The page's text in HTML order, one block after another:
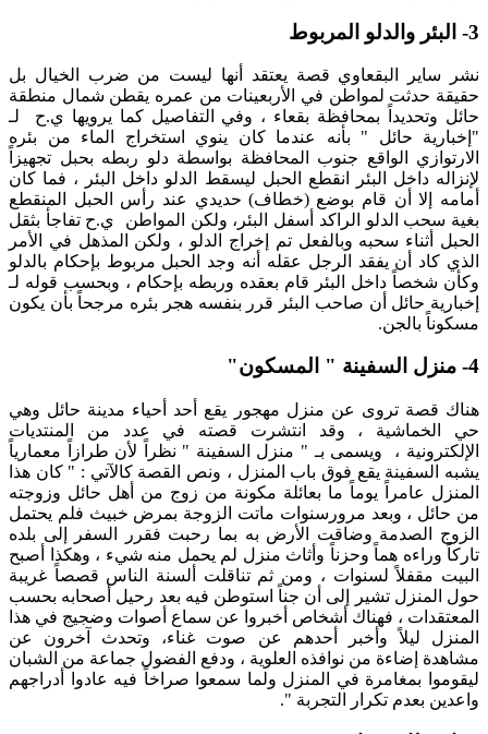
3- البئر والدلو المربوط
نشر ساير البقعاوي قصة يعتقد أنها ليست من ضرب الخيال بل
حقيقة حدثت لمواطن في الأربعينات من عمره يقطن شمال منطقة
حائل وتحديداً بمحافظة بقعاء ، وفي التفاصيل كما يرويها ي.ح لـ
"إخبارية حائل " بأنه عندما كان ينوي استخراج الماء من بئره
الارتوازي الواقع جنوب المحافظة بواسطة دلو ربطه بحبل تجهيزاً
لإنزاله داخل البئر انقطع الحبل ليسقط الدلو داخل البئر ، فما كان
أمامه إلا أن قام بوضع (خطاف) حديدي عند رأس الحبل المنقطع
بغية سحب الدلو الراكد أسفل البئر، ولكن المواطن ي.ح تفاجأ بثقل
الحبل أثناء سحبه وبالفعل تم إخراج الدلو ، ولكن المذهل في الأمر
الذي كاد أن يفقد الرجل عقله أنه وجد الحبل مربوط بإحكام بالدلو
وكأن شخصاً داخل البئر قام بعقده وربطه بإحكام ، وبحسب قوله لـ
إخبارية حائل أن صاحب البئر قرر بنفسه هجر بئره مرجحاً بأن يكون
مسكوناً بالجن.
4- منزل السفينة " المسكون"
هناك قصة تروى عن منزل مهجور يقع أحد أحياء مدينة حائل وهي
حي الخماشية ، وقد انتشرت قصته في عدد من المنتديات
الإلكترونية ، ويسمى بـ " منزل السفينة " نظراً لأن طرازاً معمارياً
يشبه السفينة يقع فوق باب المنزل ، ونص القصة كالآتي : " كان هذا
المنزل عامراً يوماً ما بعائلة مكونة من زوج من أهل حائل وزوجته
من حائل ، وبعد مرورسنوات ماتت الزوجة بمرض خبيث فلم يحتمل
الزوج الصدمة وضاقت الأرض به بما رحبت فقرر السفر إلى بلده
تاركاً وراءه هماً وحزناً وأثاث منزل لم يحمل منه شيء ، وهكذا أصبح
البيت مقفلاً لسنوات ، ومن ثم تناقلت ألسنة الناس قصصاً غريبة
حول المنزل تشير إلى أن جناً استوطن فيه بعد رحيل أصحابه بحسب
المعتقدات ، فهناك أشخاص أخبروا عن سماع أصوات وضجيج في هذا
المنزل ليلاً وأخبر أحدهم عن صوت غناء، وتحدث آخرون عن
مشاهدة إضاءة من نوافذه العلوية ، ودفع الفضول جماعة من الشبان
ليقوموا بمغامرة في المنزل ولما سمعوا صراخاً فيه عادوا أدراجهم
واعدين بعدم تكرار التجربة ".